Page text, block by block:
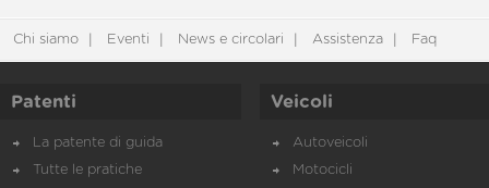
Chi siamo Eventi News e circolari Assistenza Faq
Patenti
La patente di guida
Tutte le pratiche
Veicoli
Autoveicoli
Motocicli